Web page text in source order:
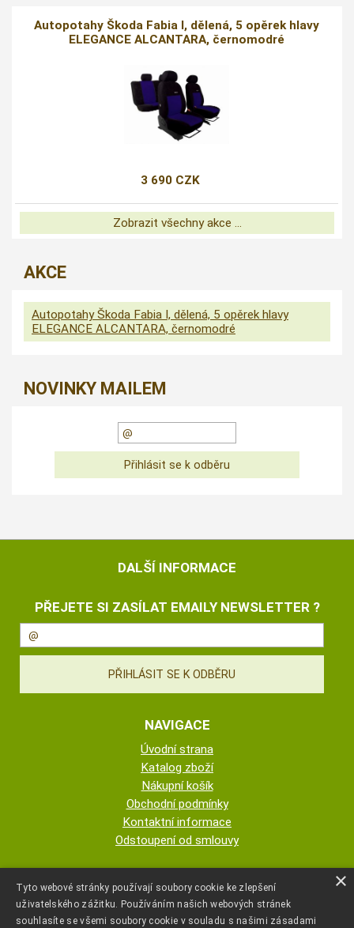
Autopotahy Škoda Fabia I, dělená, 5 opěrek hlavy
ELEGANCE ALCANTARA, černomodré
3 690 CZK
Zobrazit všechny akce ...
AKCE
Autopotahy Škoda Fabia I, dělená, 5 opěrek hlavy
ELEGANCE ALCANTARA, černomodré
NOVINKY MAILEM
DALŠÍ INFORMACE
PŘEJETE SI ZASÍLAT EMAILY NEWSLETTER ?
NAVIGACE
Úvodní strana
Katalog zboží
Nákupní košík
Obchodní podmínky
Kontaktní informace
Odstoupení od smlouvy
AUTOPOTAHY NOVOTNÝ - KRISTA
×
Tyto webové stránky používají soubory cookie ke zlepšení
uživatelského zážitku. Používáním našich webových stránek
souhlasíte se všemi soubory cookie v souladu s našimi zásadami